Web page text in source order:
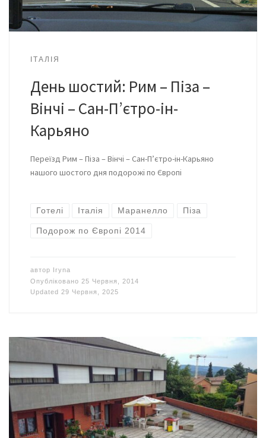
ІТАЛІЯ
День шостий: Рим – Піза –
Вінчі – Сан-П’єтро-ін-
Карьяно
Переїзд Рим – Піза – Вінчі – Сан-П’єтро-ін-Карьяно
нашого шостого дня подорожі по Європі
Готелі Італія Маранелло Піза
Подорож по Європі 2014
автор Iryna
Опубліковано 25 Червня, 2014
Updated 29 Червня, 2025